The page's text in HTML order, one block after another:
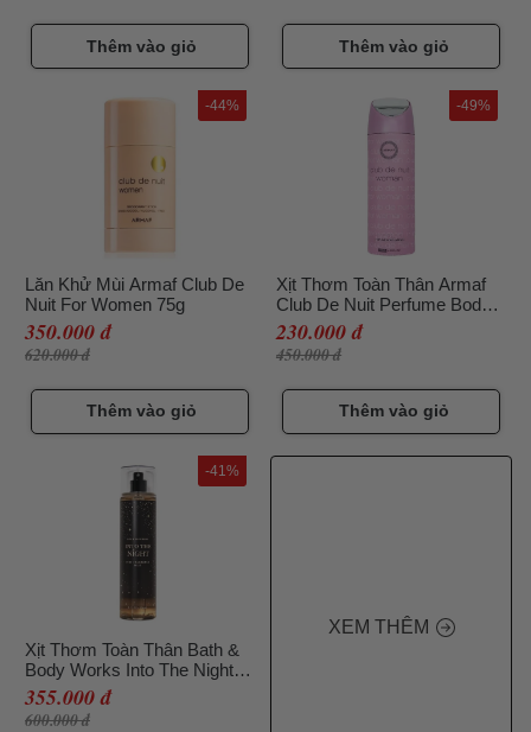
Thêm vào giỏ Thêm vào giỏ
Lăn Khử Mùi Armaf Club De
Nuit For Women 75g
350.000 đ
620.000 đ
-44%
Thêm vào giỏ
Xịt Thơm Toàn Thân Armaf
Club De Nuit Perfume Body
Spray For Women 200ML
230.000 đ
450.000 đ
-49%
Thêm vào giỏ
Xịt Thơm Toàn Thân Bath &
Body Works Into The Night
236ml
355.000 đ
600.000 đ
-41%
XEM THÊM